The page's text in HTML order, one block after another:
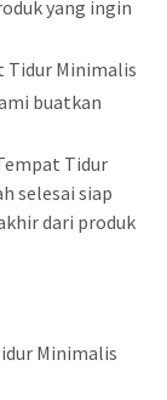
yang ingin
Tidur Minimalis
buatkan
Tidur
selesai siap
dari produk
Minimalis